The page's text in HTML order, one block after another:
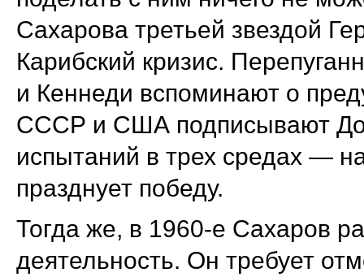
Сахарова третьей звездой
Карибский кризис.
и Кеннеди вспоминают о
СССР и США подписывают
испытаний в трех средах —
празднует победу.
Тогда же, в 1960-е Сахаров
деятельность. Он требует